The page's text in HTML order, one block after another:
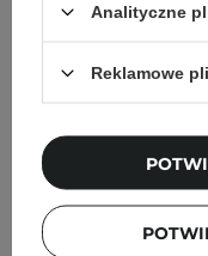
NOWOŚĆ
Analityczne
Reklamowe